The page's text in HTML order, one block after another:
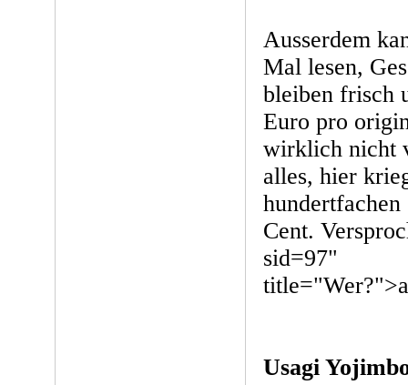
Ausserdem
Mal lesen,
bleiben frisch
Euro pro
wirklich nicht
alles, hier
Cent.
sid=97"
Usagi